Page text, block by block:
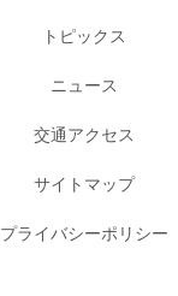
トピックス
ニュース
交通アクセス
サイトマップ
プライバシーポリシー